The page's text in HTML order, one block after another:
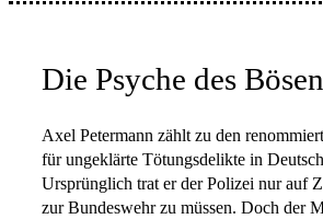
Die Psyche des Bösen
Axel Petermann zählt zu den
für ungeklärte Tötungsdelikte in
Ursprünglich trat er der Polizei nur auf
zur Bundeswehr zu müssen. Doch der